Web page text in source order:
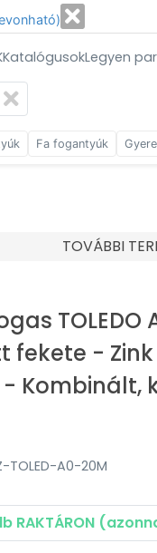
KatalógusokLegyen
Fa fogantyúk
TOVÁBBI
TOLEDO
fekete -
Kombinált,
TOLED-A0-20M
RAKTÁRON